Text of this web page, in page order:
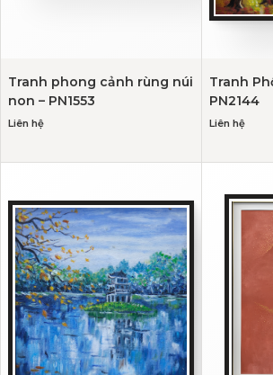
Tranh phong cảnh rùng núi
non – PN1553
Liên hệ
Tranh
PN2144
Liên hệ